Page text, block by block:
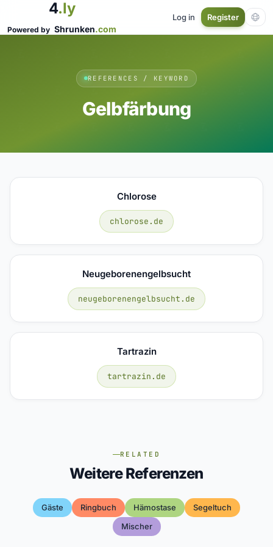
4.ly
Powered by Shrunken.com
Log in Register
REFERENCES / KEYWORD
Gelbfärbung
Chlorose
chlorose.de
Neugeborenengelbsucht
neugeborenengelbsucht.de
Tartrazin
tartrazin.de
RELATED
Weitere Referenzen
Gäste Ringbuch Hämostase
Segeltuch
Mischer